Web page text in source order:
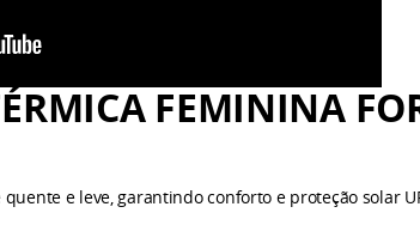
FEMININA
e leve, garantindo conforto e proteção solar